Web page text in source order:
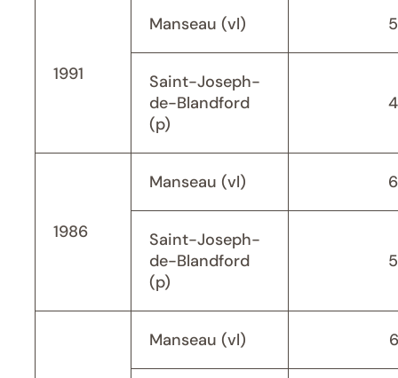
1991
Manseau (vl)
Saint-Joseph-
de-Blandford
(p)
1986
Manseau (vl)
Saint-Joseph-
de-Blandford
(p)
Manseau (vl)